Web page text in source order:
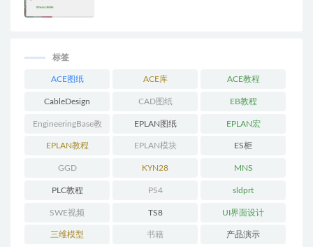
标签
ACE图纸 ACE库 ACE教程
CableDesign CAD图纸 EB教程
EngineeringBase教
程
EPLAN图纸 EPLAN宏
EPLAN教程 EPLAN模块 ES柜
GGD KYN28 MNS
PLC教程 PS4 sldprt
SWE视频 TS8 UI界面设计
三维模型 书籍 产品演示